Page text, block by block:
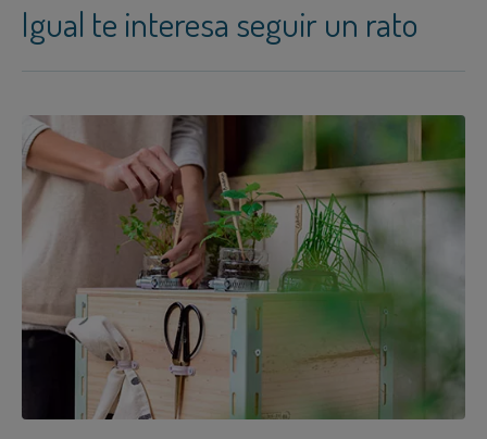
Igual te interesa seguir un rato